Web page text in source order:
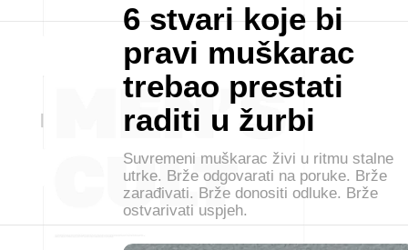
6 stvari koje bi
pravi muškarac
trebao prestati
raditi u žurbi
Suvremeni muškarac živi u ritmu stalne
utrke. Brže odgovarati na poruke. Brže
zarađivati. Brže donositi odluke. Brže
ostvarivati uspjeh.